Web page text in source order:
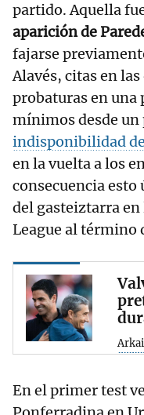
partido. Aquella
aparición de
fajarse
Alavés, citas en
probaturas en una
mínimos desde
indisponibilidad
en la vuelta a los
consecuencia
del gasteiztarra
League al término
En el primer test